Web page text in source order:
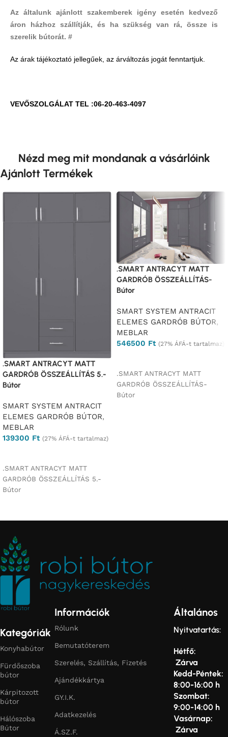
Az általunk ajánlott szakemberek igény esetén kedvező
áron házhoz szállítják, és ha szükség van rá, össze is
szerelik bútorát. #
Az árak tájékoztató jellegűek, az árváltozás jogát fenntartjuk.
VEVŐSZOLGÁLAT TEL :06-20-463-4097
Nézd meg mit mondanak a vásárlóink
Ajánlott Termékek
.SMART ANTRACYT MATT
GARDRÓB ÖSSZEÁLLÍTÁS 5.-
Bútor
SMART SYSTEM ANTRACIT
ELEMES GARDRÓB BÚTOR,
MEBLAR
139300 Ft (27% ÁFÁ-t tartalmaz)
.SMART ANTRACYT MATT
GARDRÓB ÖSSZEÁLLÍTÁS 5.-
Bútor
.SMART ANTRACYT MATT
GARDRÓB ÖSSZEÁLLÍTÁS-
Bútor
SMART SYSTEM ANTRACIT
ELEMES GARDRÓB BÚTOR,
MEBLAR
546500 Ft (27% ÁFÁ-t tartalmaz)
.SMART ANTRACYT MATT
GARDRÓB ÖSSZEÁLLÍTÁS-
Bútor
Kategóriák
Konyhabútor
Fürdőszoba
bútor
Kárpitozott
bútor
Hálószoba
Bútor
Információk
Rólunk
Bemutatóterem
Szerelés, Szállítás, Fizetés
Ajándékkártya
GY.I.K.
Adatkezelés
Á.SZ.F.
Általános
Nyitvatartás:
Hétfő:
Zárva
Kedd-Péntek:
8:00-16:00 h
Szombat:
9:00-14:00 h
Vasárnap:
Zárva